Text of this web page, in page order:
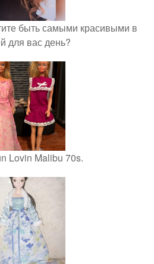
быть самыми красивыми в
для вас день?
Lovin Malibu 70s.